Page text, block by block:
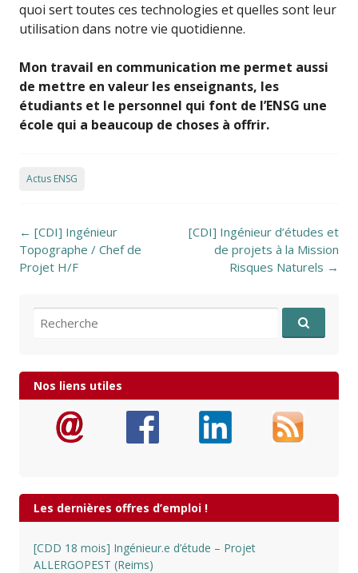
quoi sert toutes ces technologies et quelles sont leur
utilisation dans notre vie quotidienne.
Mon travail en communication me permet aussi
de mettre en valeur les enseignants, les
étudiants et le personnel qui font de l’ENSG une
école qui a beaucoup de choses à offrir.
Actus ENSG
Post navigation
← [CDI] Ingénieur
Topographe / Chef de
Projet H/F
[CDI] Ingénieur d’études et
de projets à la Mission
Risques Naturels →
Recherche pour:
Nos liens utiles
Les dernières offres d’emploi !
[CDD 18 mois] Ingénieur.e d’étude – Projet
ALLERGOPEST (Reims)